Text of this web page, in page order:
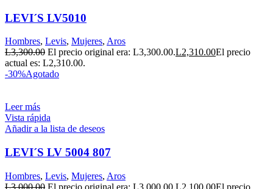
LEVI´S LV5010
Hombres, Levis, Mujeres, Aros
L3,300.00 El precio original era: L3,300.00.L2,310.00El precio
actual es: L2,310.00.
-30%Agotado
Leer más
Vista rápida
Añadir a la lista de deseos
LEVI´S LV 5004 807
Hombres, Levis, Mujeres, Aros
L3,000.00 El precio original era: L3,000.00.L2,100.00El precio